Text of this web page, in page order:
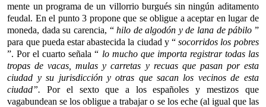
mente un programa de un villorrio burgués sin ningún aditamento
feudal. En el punto 3 propone que se obligue a aceptar en lugar de
moneda, dada su carencia, “hilo de algodón y de lana de pábilo ”
pa­ra que pueda estar abastecida la ciudad y “socorridos los pobres
”. Por el cuarto señala “ lo mucho que importa registrar todas las
tropas de vacas, mulas y carretas y recuas que pasan por esta
ciudad y su ju­risdicción y otras que sacan los vecinos de esta
ciudad”.Por el sexto que a los españoles y mestizos que
vagabundean se los obligue a trabajar o se los eche (al igual que las